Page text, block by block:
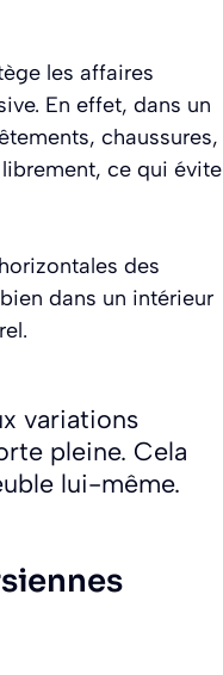
les affaires
En effet, dans un
chaussures,
ce qui évite
des
dans un intérieur
variations
pleine. Cela
lui-même.